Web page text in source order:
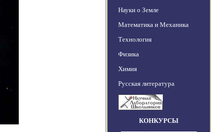
Науки о Земле
Математика и Механика
Технология
Физика
Химия
Русская литература
КОНКУРСЫ